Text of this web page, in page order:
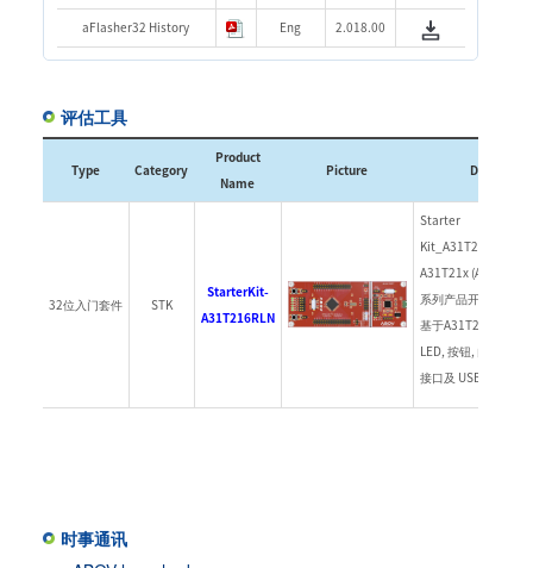
aFlasher32 History Eng 2.018.00
评估工具
Type Category
Product
Name
Picture
32位入门套件 STK
StarterKit-
A31T216RLN
Starter
Kit_A31T216RLN支
A31T21x (A31T216,
系列产品开发各种应
基于A31T21x MCU
LED, 按钮, 内置调试
接口及 USB 接口.
时事通讯